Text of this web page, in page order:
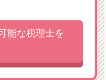
能な税理士を